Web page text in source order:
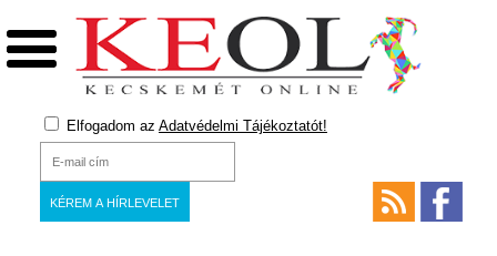
Elfogadom az Adatvédelmi Tájékoztatót!